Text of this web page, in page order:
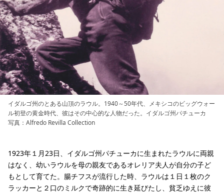
イダルゴ州のとある山頂のラウル。1940～50年代、メキシコのビッグウォー
ル初登の黄金時代、彼はその中心的な人物だった。イダルゴ州パチューカ
写真：Alfredo Revilla Collection
1923年１月23日、イダルゴ州パチューカに生まれたラウルに両親
はなく、幼いラウルを母の親友であるオレリア夫人が自分の子ど
もとして育てた。腸チフスが流行した時、ラウルは１日１枚のク
ラッカーと２口のミルクで奇跡的に生き延びたし、貧乏ゆえに彼